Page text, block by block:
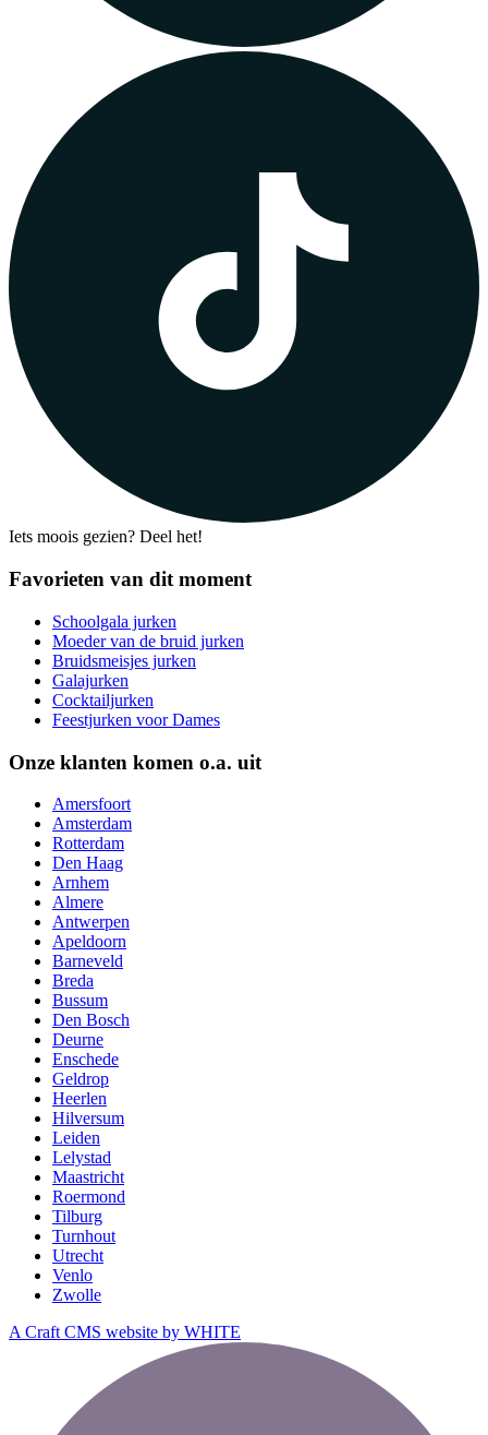
Iets moois gezien? Deel het!
Favorieten van dit moment
Schoolgala jurken
Moeder van de bruid jurken
Bruidsmeisjes jurken
Galajurken
Cocktailjurken
Feestjurken voor Dames
Onze klanten komen o.a. uit
Amersfoort
Amsterdam
Rotterdam
Den Haag
Arnhem
Almere
Antwerpen
Apeldoorn
Barneveld
Breda
Bussum
Den Bosch
Deurne
Enschede
Geldrop
Heerlen
Hilversum
Leiden
Lelystad
Maastricht
Roermond
Tilburg
Turnhout
Utrecht
Venlo
Zwolle
A Craft CMS website by WHITE